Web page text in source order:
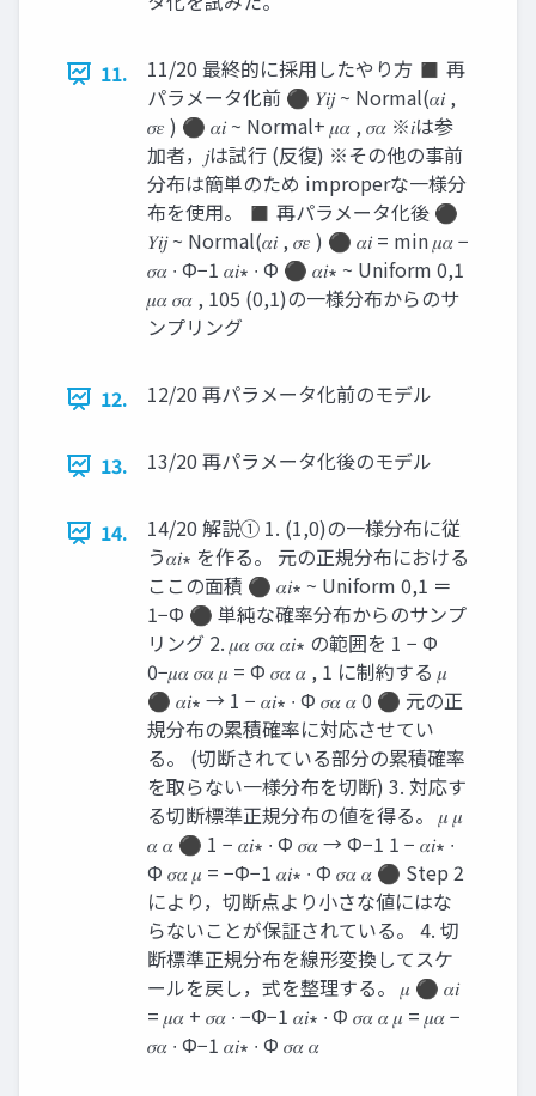
11.
11/20 最終的に採用したやり方 ◼ 再
パラメータ化前 ⚫ 𝑌𝑖𝑗 ~ Normal(𝛼𝑖 ,
𝜎𝜀 ) ⚫ 𝛼𝑖 ~ Normal+ 𝜇𝛼 , 𝜎𝛼 ※𝑖は参
加者，𝑗は試行 (反復) ※その他の事前
分布は簡単のため improperな一様分
布を使用。 ◼ 再パラメータ化後 ⚫
𝑌𝑖𝑗 ~ Normal(𝛼𝑖 , 𝜎𝜀 ) ⚫ 𝛼𝑖 = min 𝜇𝛼 −
𝜎𝛼 ∙ Φ−1 𝛼𝑖∗ ∙ Φ ⚫ 𝛼𝑖∗ ~ Uniform 0,1
𝜇𝛼 𝜎𝛼 , 105 (0,1)の一様分布からのサ
ンプリング
12. 12/20 再パラメータ化前のモデル
13. 13/20 再パラメータ化後のモデル
14.
14/20 解説① 1. (1,0)の一様分布に従
う𝛼𝑖∗ を作る。 元の正規分布における
ここの面積 ⚫ 𝛼𝑖∗ ~ Uniform 0,1 ＝
1−Φ ⚫ 単純な確率分布からのサンプ
リング 2. 𝜇𝛼 𝜎𝛼 𝛼𝑖∗ の範囲を 1 − Φ
0−𝜇𝛼 𝜎𝛼 𝜇 = Φ 𝜎𝛼 𝛼 , 1 に制約する 𝜇
⚫ 𝛼𝑖∗ → 1 − 𝛼𝑖∗ ∙ Φ 𝜎𝛼 𝛼 0 ⚫ 元の正
規分布の累積確率に対応させてい
る。 (切断されている部分の累積確率
を取らない一様分布を切断) 3. 対応す
る切断標準正規分布の値を得る。 𝜇 𝜇
𝛼 𝛼 ⚫ 1 − 𝛼𝑖∗ ∙ Φ 𝜎𝛼 → Φ−1 1 − 𝛼𝑖∗ ∙
Φ 𝜎𝛼 𝜇 = −Φ−1 𝛼𝑖∗ ∙ Φ 𝜎𝛼 𝛼 ⚫ Step 2
により，切断点より小さな値にはな
らないことが保証されている。 4. 切
断標準正規分布を線形変換してスケ
ールを戻し，式を整理する。 𝜇 ⚫ 𝛼𝑖
= 𝜇𝛼 + 𝜎𝛼 ∙ −Φ−1 𝛼𝑖∗ ∙ Φ 𝜎𝛼 𝛼 𝜇 = 𝜇𝛼 −
𝜎𝛼 ∙ Φ−1 𝛼𝑖∗ ∙ Φ 𝜎𝛼 𝛼